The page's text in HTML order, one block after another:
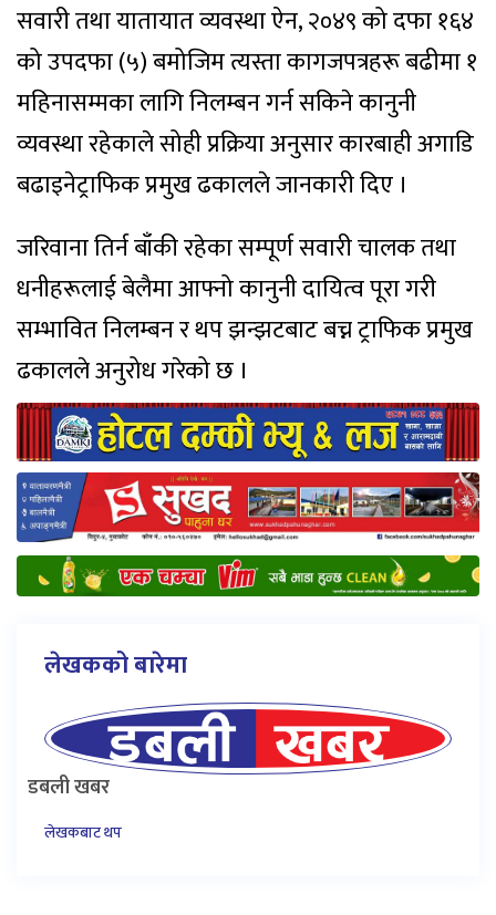
सवारी तथा यातायात व्यवस्था ऐन, २०४९ को दफा १६४
को उपदफा (५) बमोजिम त्यस्ता कागजपत्रहरू बढीमा १
महिनासम्मका लागि निलम्बन गर्न सकिने कानुनी
व्यवस्था रहेकाले सोही प्रक्रिया अनुसार कारबाही अगाडि
बढाइनेट्राफिक प्रमुख ढकालले जानकारी दिए ।
जरिवाना तिर्न बाँकी रहेका सम्पूर्ण सवारी चालक तथा
धनीहरूलाई बेलैमा आफ्नो कानुनी दायित्व पूरा गरी
सम्भावित निलम्बन र थप झन्झटबाट बच्न ट्राफिक प्रमुख
ढकालले अनुरोध गरेको छ ।
लेखकको बारेमा
डबली खबर
लेखकबाट थप